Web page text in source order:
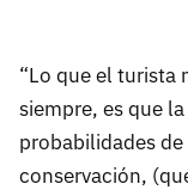
“Lo que el turista
siempre, es que
probabilidades
conservación,